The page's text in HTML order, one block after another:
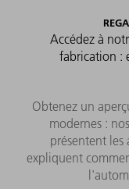
Accédez à
fabrication :
Obtenez un
modernes :
présentent les
expliquent